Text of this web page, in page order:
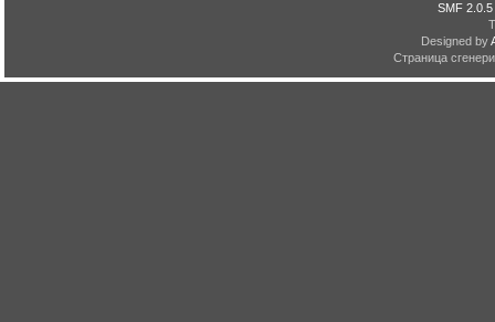
SMF 2.0.5
Designed by
Страница